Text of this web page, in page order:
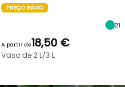
PREÇO BAIXO
21
A partir de18,50 €
Vaso de 2 L/3 L